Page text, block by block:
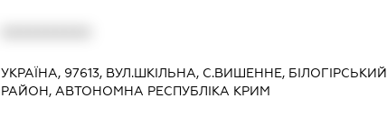
УКРАЇНА, 97613, ВУЛ.ШКІЛЬНА, С.ВИШЕННЕ, БІЛОГІРСЬКИЙ
РАЙОН, АВТОНОМНА РЕСПУБЛІКА КРИМ